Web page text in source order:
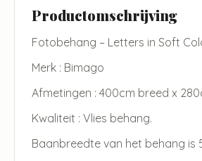
Productomschrijving
Fotobehang – Letters in Soft
Merk : Bimago
Afmetingen : 400cm breed x
Kwaliteit : Vlies behang.
Baanbreedte van het behang is